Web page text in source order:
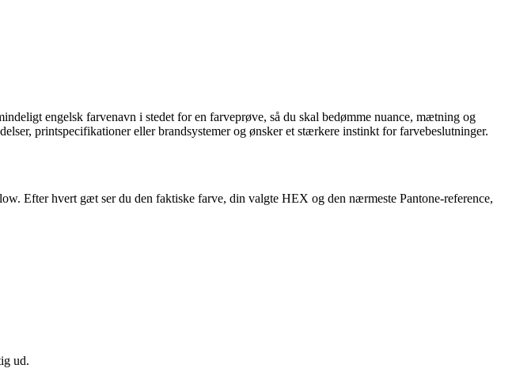
engelsk farvenavn i stedet for en farveprøve, så du skal bedømme nuance, mætning og
printspecifikationer eller brandsystemer og ønsker et stærkere instinkt for farvebeslutninger.
Efter hvert gæt ser du den faktiske farve, din valgte HEX og den nærmeste Pantone-reference,
ud.